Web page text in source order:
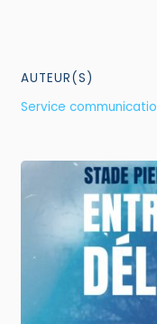
AUTEUR(S)
Service